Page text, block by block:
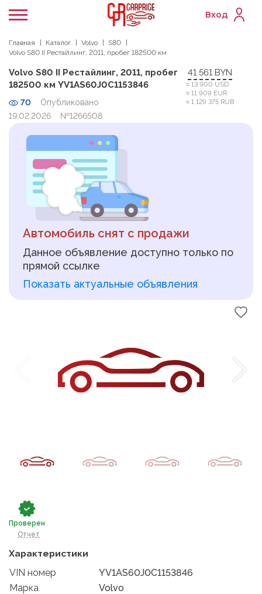
Вход
Главная Каталог Volvo
S80
Volvo S80 II Рестайлинг, 2011, пробег 182500 км
Volvo S80 II Рестайлинг, 2011, пробег
182500 км YV1AS60J0C1153846
70
Опубликовано
19.02.2026
№1266508
41 561 BYN
≈ 13 900 USD
≈ 11 909 EUR
≈ 1 129 375 RUB
Автомобиль снят с продажи
Данное объявление доступно только по
прямой ссылке
Показать актуальные объявления
Проверен
Отчет
Характеристики
VIN номер
YV1AS60J0C1153846
Марка
Volvo